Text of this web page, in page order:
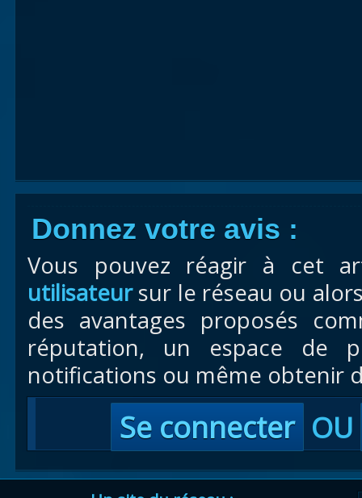
Donnez votre avis :
Vous pouvez réagir à cet
utilisateursur le réseau ou
des avantages proposés
réputation, un espace de
notifications ou même obtenir
Se connecter OU